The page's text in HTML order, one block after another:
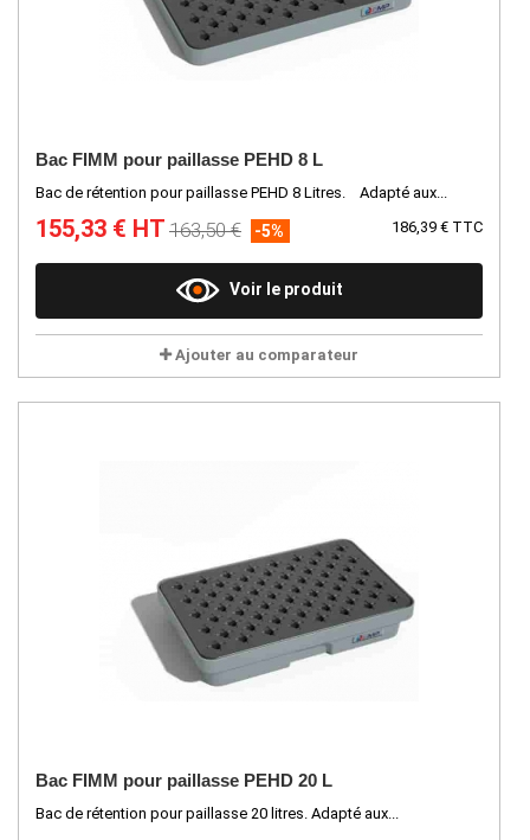
Bac FIMM pour paillasse PEHD 8 L
Bac de rétention pour paillasse PEHD 8 Litres. Adapté aux...
155,33 € HT 186,39 € TTC
163,50 € -5%
Voir le produit
Ajouter au comparateur
Bac FIMM pour paillasse PEHD 20 L
Bac de rétention pour paillasse 20 litres. Adapté aux...